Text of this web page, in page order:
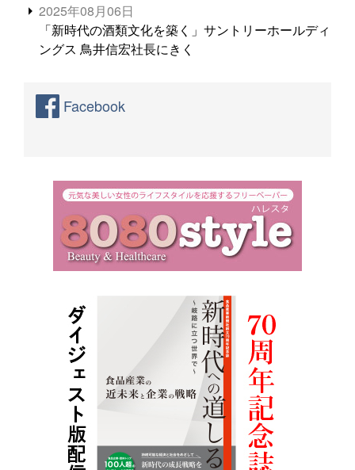
2025年08月06日
「新時代の酒類文化を築く」サントリーホールディ
ングス 鳥井信宏社長にきく
Facebook